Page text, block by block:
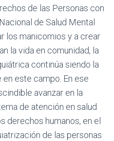
de las Personas con
de Salud Mental
los manicomios y a crear
la vida en comunidad, la
continúa siendo la
este campo. En ese
avanzar en la
de atención en salud
derechos humanos, en el
de las personas